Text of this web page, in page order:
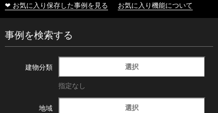
❤ お気に入り保存した事例を見る お気に入り機能について
事例を検索する
建物分類 選択
指定なし
地域 選択